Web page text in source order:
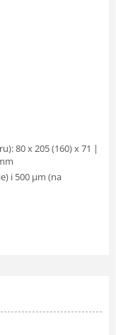
80 x 205 (160) x 71 |
i 500 μm (na